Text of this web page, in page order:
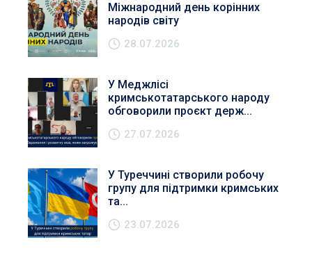
Міжнародний день корінних
народів світу
28.07.2026
У Меджлісі
кримськотатарського народу
обговорили проєкт держ...
27.07.2026
У Туреччині створили робочу
групу для підтримки кримських
та...
23.07.2026